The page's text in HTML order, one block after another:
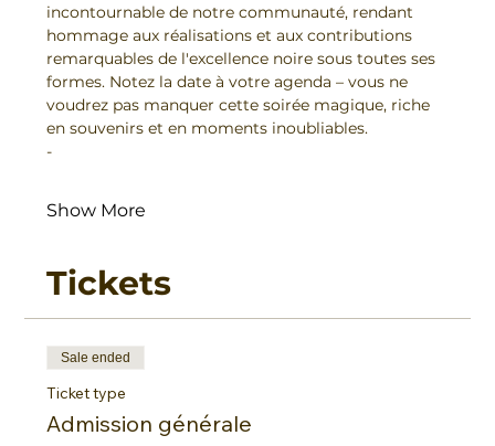
incontournable de notre communauté, rendant
hommage aux réalisations et aux contributions
remarquables de l'excellence noire sous toutes ses
formes. Notez la date à votre agenda – vous ne
voudrez pas manquer cette soirée magique, riche
en souvenirs et en moments inoubliables.
-
Show More
Tickets
Sale ended
Ticket type
Admission générale